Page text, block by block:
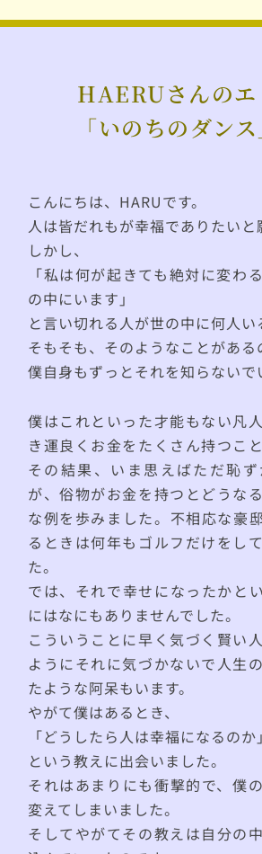
HAERUさんのエ
「いのちのダン
こんにちは、HARUです。
人は皆だれもが幸福でありたいと
しかし、
「私は何が起きても絶対に変わ
の中にいます」
と言い切れる人が世の中に何人い
そもそも、そのようなことがある
僕自身もずっとそれを知らないで
僕はこれといった才能もない凡
き運良くお金をたくさん持つこ
その結果、いま思えばただ恥
が、俗物がお金を持つとどうな
な例を歩みました。不相応な豪
るときは何年もゴルフだけをし
た。
では、それで幸せになったかと
にはなにもありませんでした。
こういうことに早く気づく賢い
ようにそれに気づかないで人生
たような阿呆もいます。
やがて僕はあるとき、
「どうしたら人は幸福になるのか」
という教えに出会いました。
それはあまりにも衝撃的で、僕
変えてしまいました。
そしてやがてその教えは自分の